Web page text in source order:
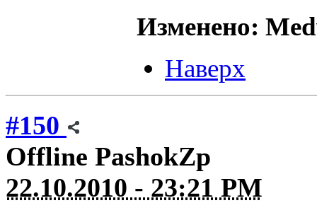
Изменено:
Наверх
#150
Offline PashokZp
22.10.2010 - 23:21 PM